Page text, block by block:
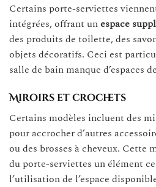
Certains porte-serviettes
intégrées, offrant unespace
des produits de toilette, des
objets décoratifs. Ceci est
salle de bain manque d’espaces
Miroirs et crochets
Certains modèles incluent des
pour accrocher d’autres
ou des brosses à cheveux.
du porte-serviettes un élément
l’utilisation de l’espace